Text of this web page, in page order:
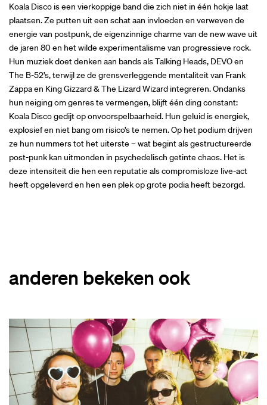
Koala Disco is een vierkoppige band die zich niet in één hokje laat
plaatsen. Ze putten uit een schat aan invloeden en verweven de
energie van postpunk, de eigenzinnige charme van de new wave uit
de jaren 80 en het wilde experimentalisme van progressieve rock.
Hun muziek doet denken aan bands als Talking Heads, DEVO en
The B-52’s, terwijl ze de grensverleggende mentaliteit van Frank
Zappa en King Gizzard & The Lizard Wizard integreren. Ondanks
hun neiging om genres te vermengen, blijft één ding constant:
Koala Disco gedijt op onvoorspelbaarheid. Hun geluid is energiek,
explosief en niet bang om risico’s te nemen. Op het podium drijven
ze hun nummers tot het uiterste – wat begint als gestructureerde
post-punk kan uitmonden in psychedelisch getinte chaos. Het is
deze intensiteit die hen een reputatie als compromisloze live-act
heeft opgeleverd en hen een plek op grote podia heeft bezorgd.
anderen bekeken ook